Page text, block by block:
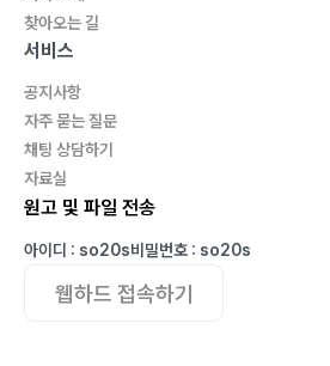
찾아오는 길
서비스
공지사항
자주 묻는 질문
채팅 상담하기
자료실
원고 및 파일 전송
아이디 : so20s비밀번호 : so20s
웹하드 접속하기